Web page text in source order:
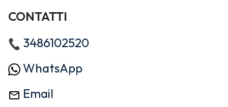
CONTATTI
3486102520
WhatsApp
Email